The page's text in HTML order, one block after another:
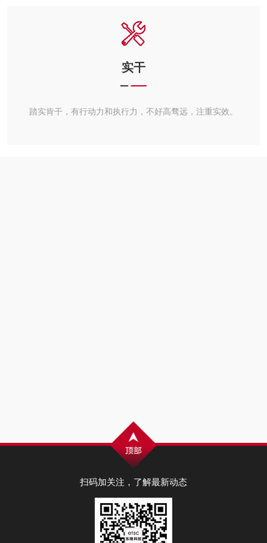
实干
踏实肯干，有行动力和执行力，不好高骛远，注重实效。
扫码加关注，了解最新动态